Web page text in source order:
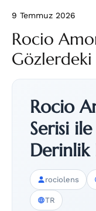
9 Temmuz 2026
Rocio
Gözlerdeki
Rocio
Serisi ile
Derinlik
rociolens
TR